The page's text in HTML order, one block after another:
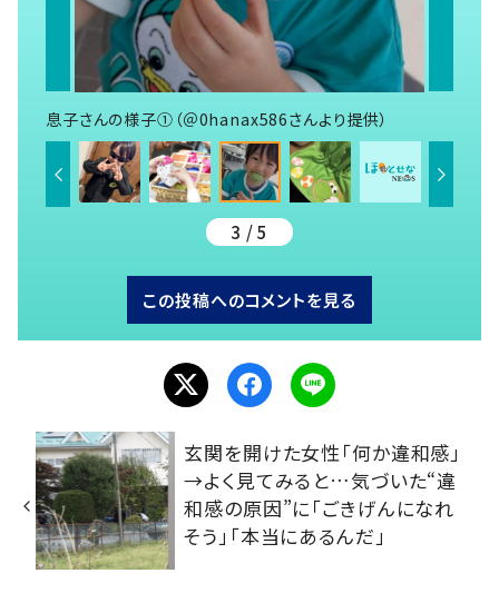
息子さんの様子①（＠0hanax586さんより提供）
3 / 5
この投稿へのコメントを見る
玄関を開けた女性「何か違和感」
→よく見てみると…気づいた“違
和感の原因”に「ごきげんになれ
そう」「本当にあるんだ」